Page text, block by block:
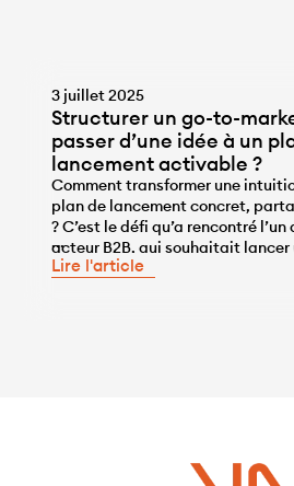
3 juillet 2025
Structurer un go-to-
passer d’une idée à un
lancement activable ?
Comment transformer une
plan de lancement concret,
? C’est le défi qu’a rencontré
acteur B2B, qui souhaitait lancer
activité sur un marché adjacent,
...
Lire l'article